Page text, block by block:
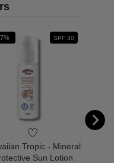
SPF 30
Tropic - Mineral
Sun Lotion